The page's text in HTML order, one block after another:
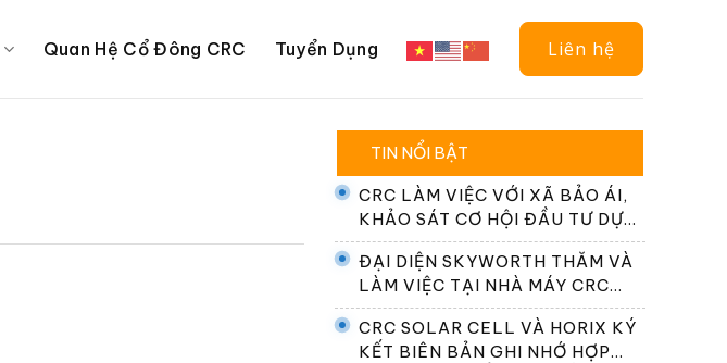
Quan Hệ Cổ Đông CRC Tuyển Dụng Liên hệ
TIN NỔI BẬT
CRC LÀM VIỆC VỚI XÃ BẢO ÁI,
KHẢO SÁT CƠ HỘI ĐẦU TƯ DỰ
ÁN ĐIỆN NĂNG LƯỢNG MẶT
TRỜI
ĐẠI DIỆN SKYWORTH THĂM VÀ
LÀM VIỆC TẠI NHÀ MÁY CRC
SOLAR CELL
CRC SOLAR CELL VÀ HORIX KÝ
KẾT BIÊN BẢN GHI NHỚ HỢP